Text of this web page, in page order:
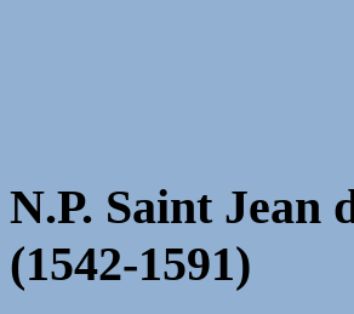
N.P. Saint Jean
(1542-1591)